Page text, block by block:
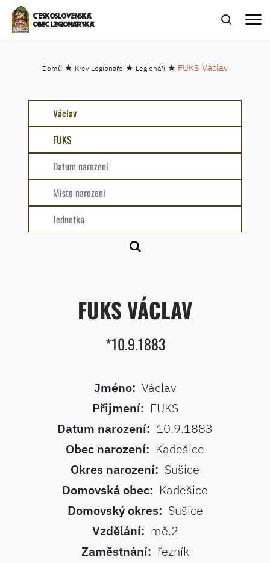
ČESKOSLOVENSKÁ
OBEC LEGIONÁŘSKÁ
menu
Domů ★ Krev Legionáře ★ Legionáři ★ FUKS Václav
FUKS VÁCLAV
*10.9.1883
Jméno: Václav
Přijmení: FUKS
Datum narození: 10.9.1883
Obec narození: Kadešice
Okres narození: Sušice
Domovská obec: Kadešice
Domovský okres: Sušice
Vzdělání: mě.2
Zaměstnání: řezník